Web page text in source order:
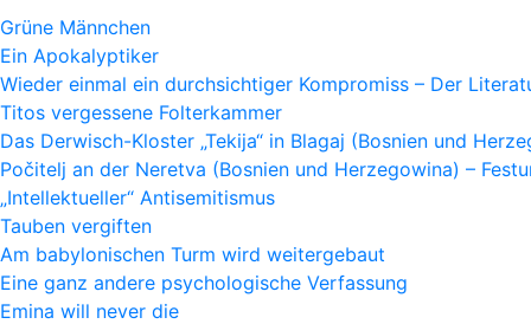
Grüne Männchen
Ein Apokalyptiker
Wieder einmal ein durchsichtiger Kompromiss – Der
Titos vergessene Folterkammer
Das Derwisch-Kloster „Tekija“ in Blagaj (Bosnien und
Počitelj an der Neretva (Bosnien und Herzegowina) –
„Intellektueller“ Antisemitismus
Tauben vergiften
Am babylonischen Turm wird weitergebaut
Eine ganz andere psychologische Verfassung
Emina will never die